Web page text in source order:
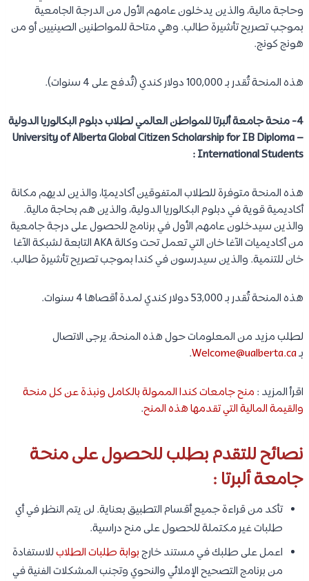
وحاجة مالية، والذين يدخلون عامهم الأول من الدرجة الجامعية
بموجب تصريح تأشيرة طالب. وهي متاحة للمواطنين الصينيين أو من
هونج كونج.
هذه المنحة تُقدر بـ 100,000 دولار كندي (تُدفع على 4 سنوات).
4- منحة جامعة ألبرتا للمواطن العالمي لطلاب دبلوم البكالوريا الدولية
– University of Alberta Global Citizen Scholarship for IB Diploma
International Students :
هذه المنحة متوفرة للطلاب المتفوقين أكاديميًا، والذين لديهم مكانة
أكاديمية قوية في دبلوم البكالوريا الدولية، والذين هم بحاجة مالية.
والذين سيدخلون عامهم الأول في برنامج للحصول على درجة جامعية
من أكاديميات الآغا خان التي تعمل تحت وكالة AKA التابعة لشبكة الآغا
خان للتنمية. والذين سيدرسون في كندا بموجب تصريح تأشيرة طالب.
هذه المنحة تُقدر بـ 53,000 دولار كندي لمدة أقصاها 4 سنوات.
لطلب مزيد من المعلومات حول هذه المنحة، يرجى الاتصال
بـWelcome@ualberta.ca
.
اقرأ المزيد : منح جامعات كندا الممولة بالكامل ونبذة عن كل منحة
والقيمة المالية التي تقدمها هذه المنح.
نصائح للتقدم بطلب للحصول على منحة
جامعة ألبرتا :
تأكد من قراءة جميع أقسام التطبيق بعناية. لن يتم النظر في أي
طلبات غير مكتملة للحصول على منح دراسية.
اعمل على طلبك في مستند خارجبوابة طلبات الطلابللاستفادة
من برنامج التصحيح الإملائي والنحوي وتجنب المشكلات الفنية في